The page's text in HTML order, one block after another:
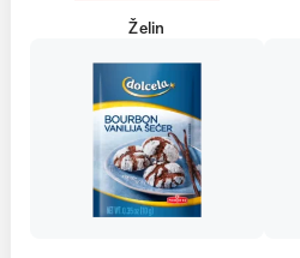
Želin